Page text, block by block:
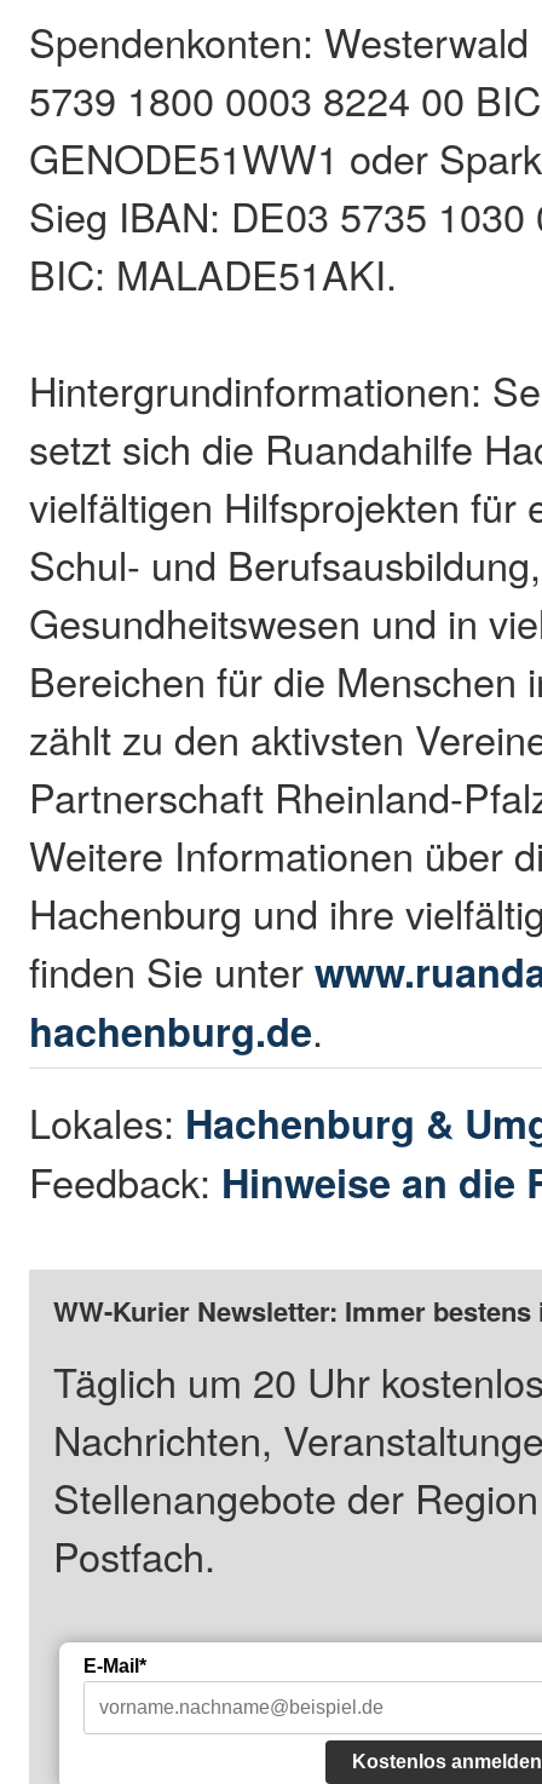
Spendenkonten:
5739 1800 0003 8224 00
GENODE51WW1 oder
Sieg IBAN: DE03 5735
BIC: MALADE51AKI.
Hintergrundinformationen:
setzt sich die Ruandahilfe
vielfältigen Hilfsprojekten für
Schul- und
Gesundheitswesen und in
Bereichen für die Menschen
zählt zu den aktivsten
Partnerschaft Rheinland-
Weitere Informationen über
Hachenburg und ihre
finden Sie unter
hachenburg.de.
Lokales: Hachenburg &
Feedback: Hinweise an die
WW-Kurier Newsletter: Immer
Täglich um 20 Uhr
Nachrichten,
Stellenangebote der
Postfach.
E-Mail*
Kostenlos anmelden